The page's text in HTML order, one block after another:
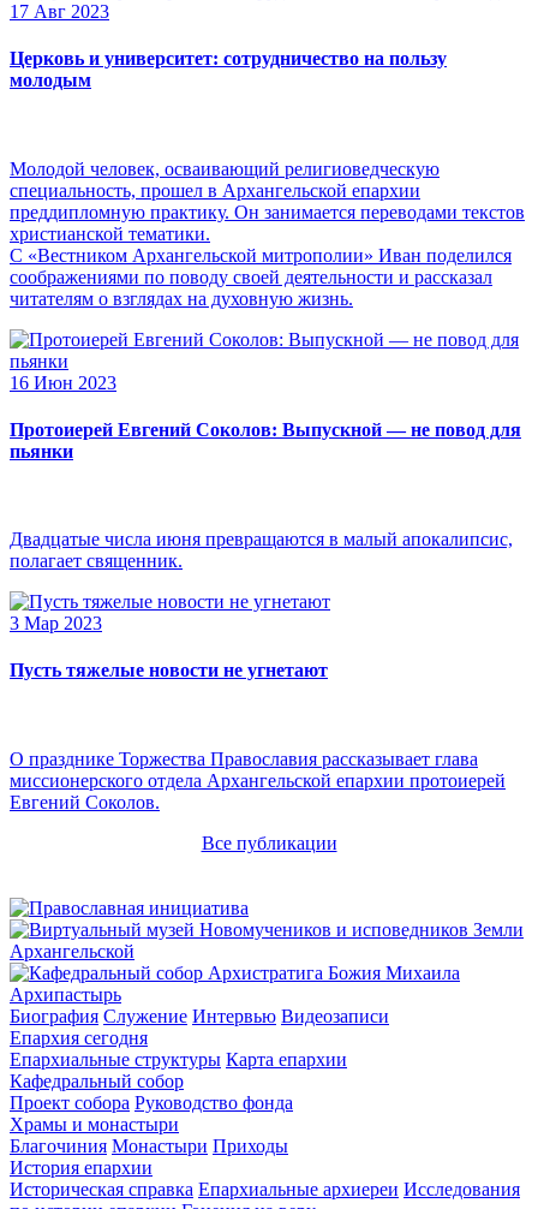
17 Авг 2023
Церковь и университет: сотрудничество на пользу
молодым
Молодой человек, осваивающий религиоведческую
специальность, прошел в Архангельской епархии
преддипломную практику. Он занимается переводами текстов
христианской тематики.
С «Вестником Архангельской митрополии» Иван поделился
соображениями по поводу своей деятельности и рассказал
читателям о взглядах на духовную жизнь.
16 Июн 2023
Протоиерей Евгений Соколов: Выпускной — не повод для
пьянки
Двадцатые числа июня превращаются в малый апокалипсис,
полагает священник.
3 Мар 2023
Пусть тяжелые новости не угнетают
О празднике Торжества Православия рассказывает глава
миссионерского отдела Архангельской епархии протоиерей
Евгений Соколов.
Все публикации
Архипастырь
Биография Служение Интервью Видеозаписи
Епархия сегодня
Епархиальные структуры Карта епархии
Кафедральный собор
Проект собора Руководство фонда
Храмы и монастыри
Благочиния Монастыри Приходы
История епархии
Историческая справка Епархиальные архиереи Исследования